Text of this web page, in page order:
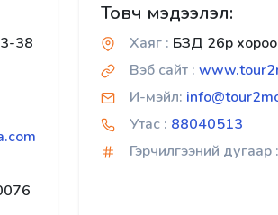
38
Товч мэдээлэл:
Хаяг : БЗД 26р
Вэб сайт :
И-мэйл:
Утас : 88040513
Гэрчилгээний дугаар :